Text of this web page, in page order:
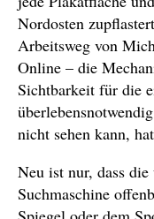
Nordosten
Arbeitsweg von
Online – die
Sichtbarkeit für die
nicht sehen kann,
Neu ist nur, dass
Suchmaschine